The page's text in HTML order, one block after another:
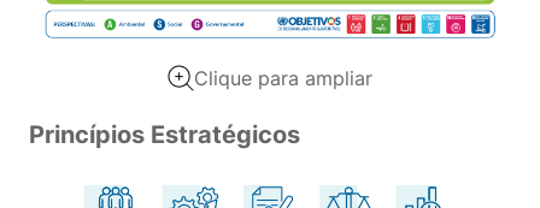
Clique para ampliar
Princípios Estratégicos